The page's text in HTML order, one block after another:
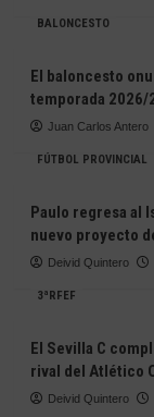
BALONCESTO
El baloncesto
temporada 2026/
Juan Carlos Antero
FÚTBOL PROVINCIAL
Paulo regresa al
nuevo proyecto
Deivid Quintero
3ªRFEF
El Sevilla C
rival del Atlético
Deivid Quintero